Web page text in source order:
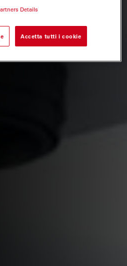
Details
Accetta tutti i cookie